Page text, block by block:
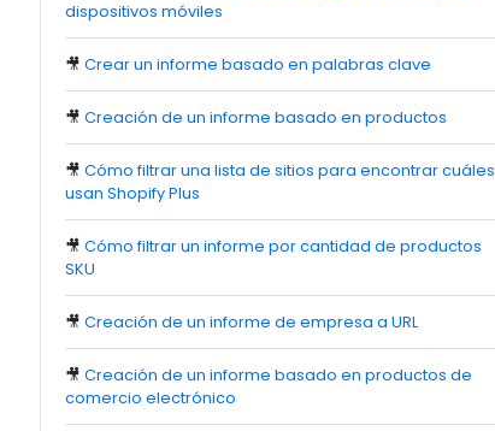
dispositivos móviles
🎥 Crear un informe basado en palabras clave
🎥 Creación de un informe basado en productos
🎥 Cómo filtrar una lista de sitios para encontrar cuáles
usan Shopify Plus
🎥 Cómo filtrar un informe por cantidad de productos
SKU
🎥 Creación de un informe de empresa a URL
🎥 Creación de un informe basado en productos de
comercio electrónico